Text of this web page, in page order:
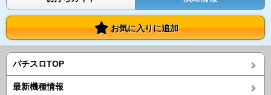
お気に入りに追加
パチスロTOP
最新機種情報